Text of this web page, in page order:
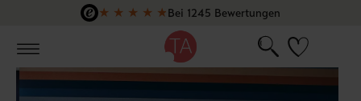
Zum Hauptinhalt springen
★ ★ ★ ★ ★Bei 1245 Bewertungen